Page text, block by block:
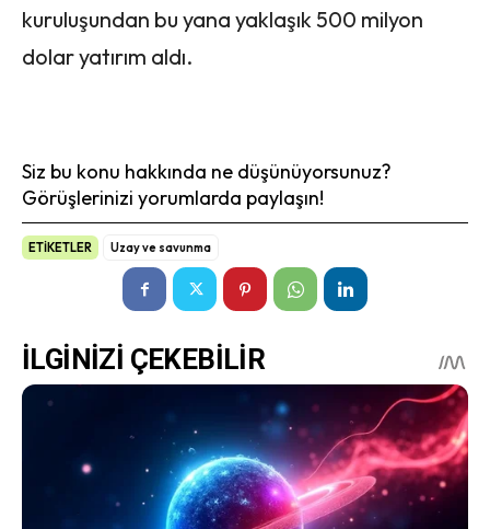
kuruluşundan bu yana yaklaşık 500 milyon
dolar yatırım aldı.
Siz bu konu hakkında ne düşünüyorsunuz?
Görüşlerinizi yorumlarda paylaşın!
ETİKETLER Uzay ve savunma